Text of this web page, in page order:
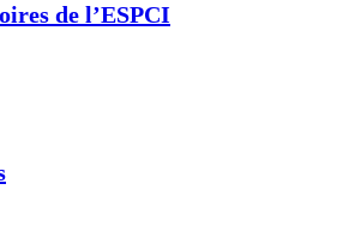
de l’ESPCI